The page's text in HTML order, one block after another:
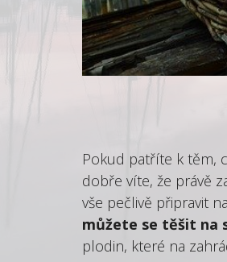
Pokud patříte k těm,
dobře víte, že právě
vše pečlivě připravit
můžete se těšit na
plodin, které na